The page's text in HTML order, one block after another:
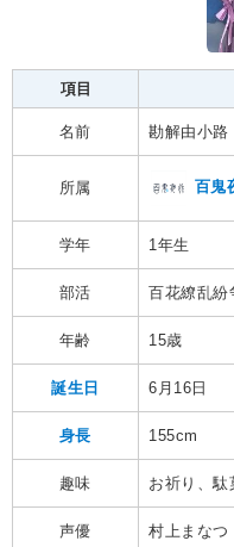
項目
名前 勘解由小路
所属 百鬼
学年 1年生
部活 百花繚乱紛
年齢 15歳
誕生日 6月16日
身長 155cm
趣味 お祈り、駄
声優 村上まなつ